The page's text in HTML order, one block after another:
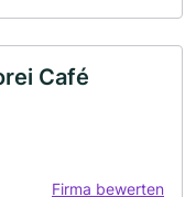
Café
Firma bewerten